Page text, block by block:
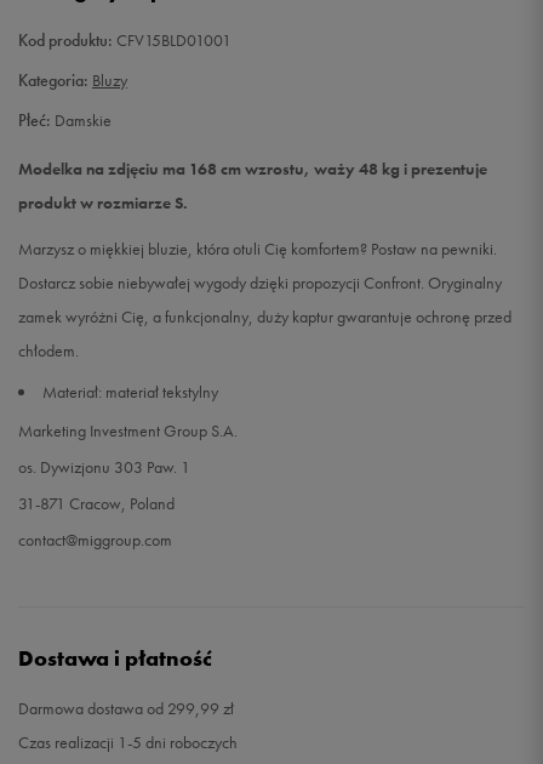
Kod produktu: CFV15BLD01001
Kategoria: Bluzy
Płeć: Damskie
Modelka na zdjęciu ma 168 cm wzrostu, waży 48 kg i prezentuje
produkt w rozmiarze S.
Marzysz o miękkiej bluzie, która otuli Cię komfortem? Postaw na pewniki.
Dostarcz sobie niebywałej wygody dzięki propozycji Confront. Oryginalny
zamek wyróżni Cię, a funkcjonalny, duży kaptur gwarantuje ochronę przed
chłodem.
Materiał: materiał tekstylny
Marketing Investment Group S.A.
os. Dywizjonu 303 Paw. 1
31-871 Cracow, Poland
contact@miggroup.com
Dostawa i płatność
Darmowa dostawa od 299,99 zł
Czas realizacji 1-5 dni roboczych